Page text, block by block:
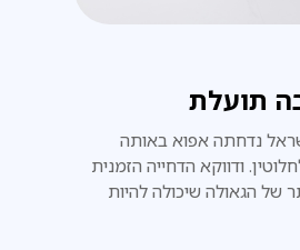
תועלת
נדחתה אפוא באותה
ודווקא הדחייה הזמנית
של הגאולה שיכולה להיות